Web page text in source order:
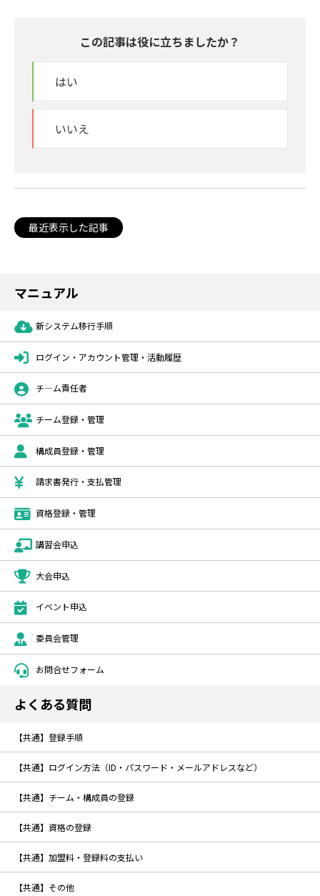
この記事は役に立ちましたか？
はい
いいえ
最近表示した記事
マニュアル
新システム移行手順
ログイン・アカウント管理・活動履歴
チ―ム責任者
チーム登録・管理
構成員登録・管理
請求書発行・支払管理
資格登録・管理
講習会申込
大会申込
イベント申込
委員会管理
お問合せフォーム
よくある質問
【共通】登録手順
【共通】ログイン方法（ID・パスワード・メールアドレスなど）
【共通】チーム・構成員の登録
【共通】資格の登録
【共通】加盟料・登録料の支払い
【共通】その他